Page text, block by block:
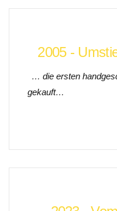
2005 -
… die ersten